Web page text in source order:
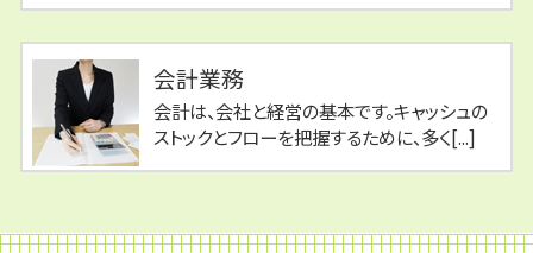
会計業務
会計は、会社と経営の基本です。キャッシュの
ストックとフローを把握するために、多く[...]